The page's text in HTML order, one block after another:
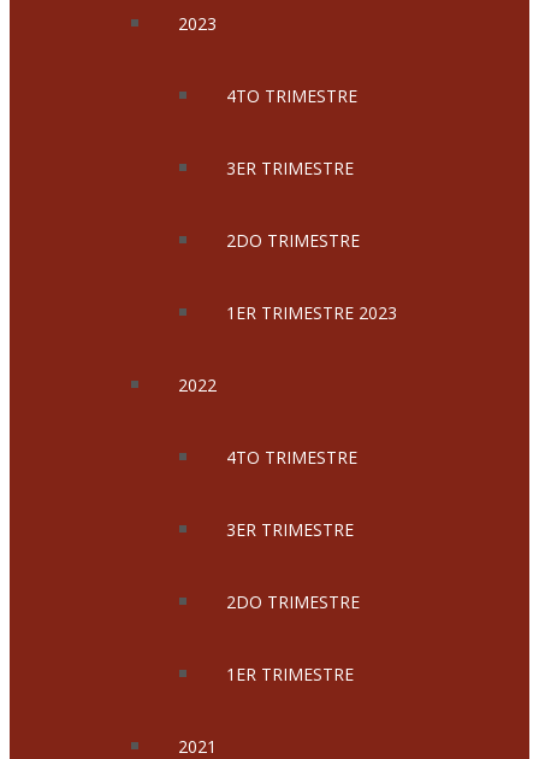
2023
4TO TRIMESTRE
3ER TRIMESTRE
2DO TRIMESTRE
1ER TRIMESTRE 2023
2022
4TO TRIMESTRE
3ER TRIMESTRE
2DO TRIMESTRE
1ER TRIMESTRE
2021